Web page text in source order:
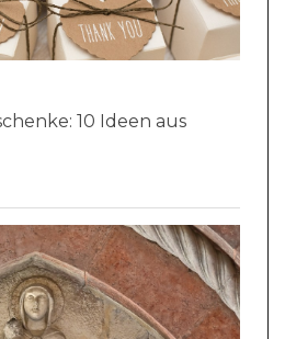
10 Ideen aus